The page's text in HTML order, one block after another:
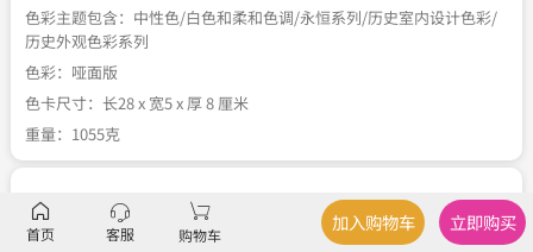
色彩主题包含：中性色/白色和柔和色调/永恒系列/历史室内设计色彩/
历史外观色彩系列
色彩：哑面版
色卡尺寸：长28 x 宽5 x 厚 8 厘米
重量：1055克
服务 官方正品 关于税费 不可退换
首页 客服 购物车
加入购物车 立即购买